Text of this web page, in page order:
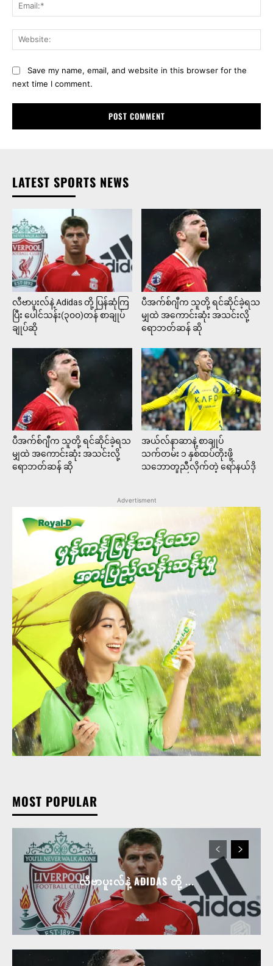
Save my name, email, and website in this browser for the
next time I comment.
LATEST SPORTS NEWS
လီဗာပူးလ်နဲ့ Adidas တို့ ပြန်ဆုံကြ
ပြီး ပေါင်သန်း(၃၀၀)တန် စာချုပ်
ချုပ်ဆို
ပီအက်စ်ဂျီက သူတို့ ရင်ဆိုင်ခဲ့ရသ
မျှထဲ အကောင်းဆုံး အသင်းလို့
ရောဘတ်ဆန် ဆို
ပီအက်စ်ဂျီက သူတို့ ရင်ဆိုင်ခဲ့ရသ
မျှထဲ အကောင်းဆုံး အသင်းလို့
ရောဘတ်ဆန် ဆို
အယ်လ်နာဆာနဲ့ စာချုပ်
သက်တမ်း ၁ နှစ်ထပ်တိုးဖို့
သဘောတူညီလိုက်တဲ့ ရော်နယ်ဒို
Advertisment
MOST POPULAR
လီဗာပူးလ်နဲ့ ADIDAS တို့ ...